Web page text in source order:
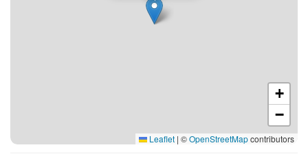
+
−
Leaflet | ©OpenStreetMapcontributors